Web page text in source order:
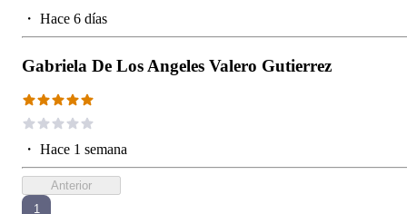
・ Hace 6 días
Gabriela De Los Angeles Valero Gutierrez
・ Hace 1 semana
Anterior
1